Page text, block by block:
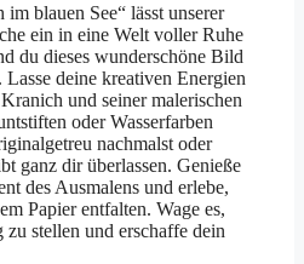
blauen See“ lässt unserer
ein in eine Welt voller Ruhe
du dieses wunderschöne Bild
deine kreativen Energien
und seiner malerischen
oder Wasserfarben
nachmalst oder
ganz dir überlassen. Genieße
des Ausmalens und erlebe,
Papier entfalten. Wage es,
stellen und erschaffe dein